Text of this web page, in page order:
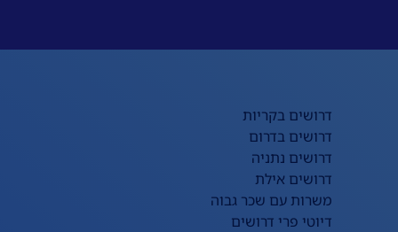
דרושים בקריות
דרושים בדרום
דרושים נתניה
דרושים אילת
משרות עם שכר גבוה
דיוטי פרי דרושים